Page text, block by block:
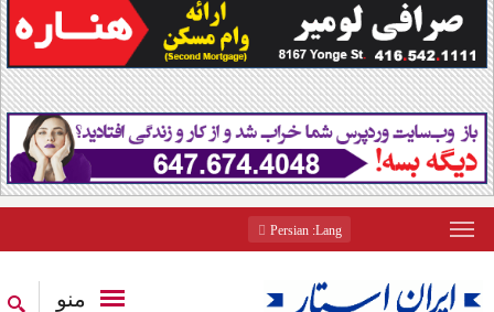
Lang
: Persian
منو